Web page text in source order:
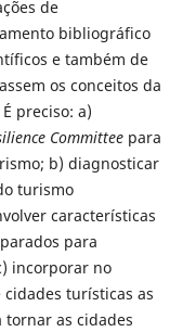
de
bibliográfico
e também de
os conceitos da
preciso: a)
Committeepara
b) diagnosticar
turismo
características
para
incorporar no
turísticas as
tornar as cidades